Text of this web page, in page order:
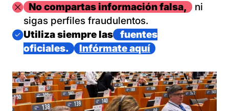
ImagenNo compartas información falsa,
ni
sigas perfiles fraudulentos.
Imagen
Utiliza siempre las
fuentes
oficiales.
Infórmate aquí